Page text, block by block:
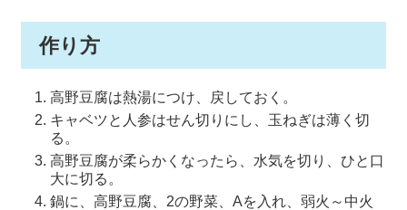
作り方
高野豆腐は熱湯につけ、戻しておく。
キャベツと人参はせん切りにし、玉ねぎは薄く切
る。
高野豆腐が柔らかくなったら、水気を切り、ひと口
大に切る。
鍋に、高野豆腐、2の野菜、Aを入れ、弱火～中火